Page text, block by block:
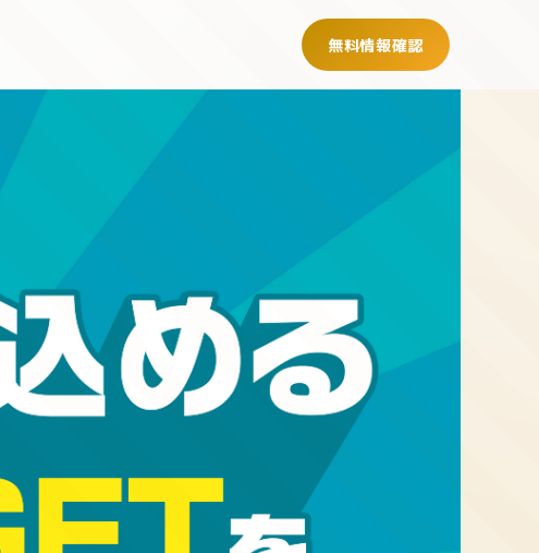
無料情報確認